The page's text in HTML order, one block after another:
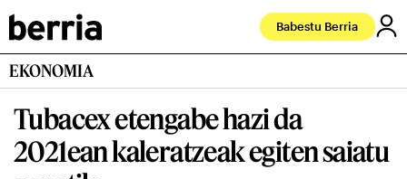
Babestu Berria
EKONOMIA
Tubacex etengabe hazi da
2021ean kaleratzeak egiten saiatu